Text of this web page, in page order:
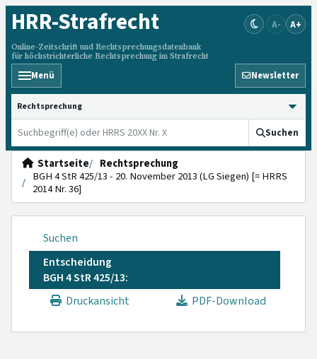
HRR-Strafrecht
Online-Zeitschrift und Rechtsprechungsdatenbank
für höchstrichterliche Rechtsprechung im Strafrecht
A- A+
Menü Newsletter
HRRS durchsuchen
Suchen
Startseite
Rechtsprechung
BGH 4 StR 425/13 - 20. November 2013 (LG Siegen) [= HRRS
2014 Nr. 36]
Suchen
Entscheidung
BGH 4 StR 425/13:
Druckansicht
PDF-Download